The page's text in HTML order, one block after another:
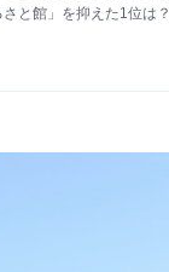
と館」を抑えた1位は？